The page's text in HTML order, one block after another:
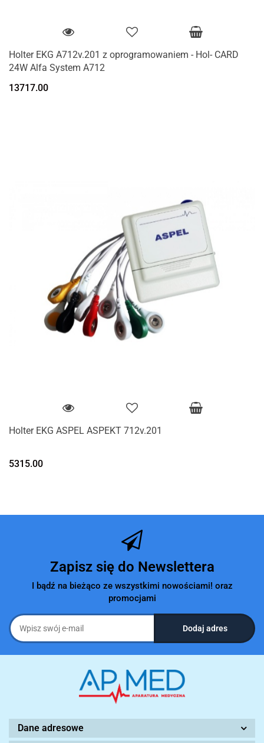
Holter EKG A712v.201 z oprogramowaniem - Hol- CARD
24W Alfa System A712
13717.00
Holter EKG ASPEL ASPEKT 712v.201
5315.00
Zapisz się do Newslettera
I bądź na bieżąco ze wszystkimi nowościami! oraz
promocjami
Dane adresowe